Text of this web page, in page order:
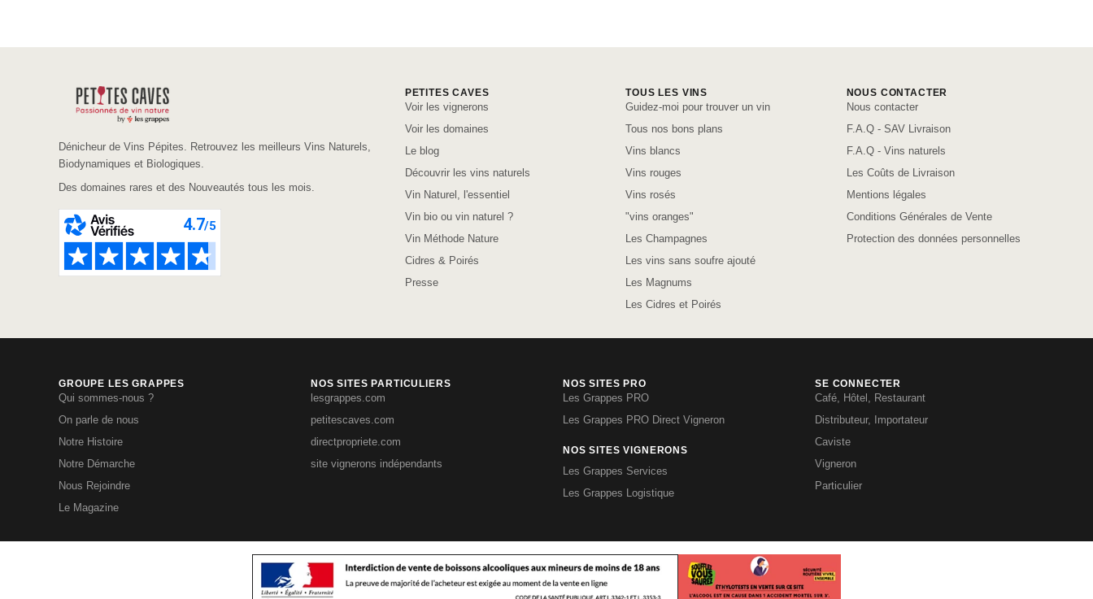
Dénicheur de Vins Pépites. Retrouvez les meilleurs Vins Naturels,
Biodynamiques et Biologiques.
Des domaines rares et des Nouveautés tous les mois.
PETITES CAVES
Voir les vignerons
Voir les domaines
Le blog
Découvrir les vins naturels
Vin Naturel, l'essentiel
Vin bio ou vin naturel ?
Vin Méthode Nature
Cidres & Poirés
Presse
TOUS LES VINS
Guidez-moi pour trouver un vin
Tous nos bons plans
Vins blancs
Vins rouges
Vins rosés
"vins oranges"
Les Champagnes
Les vins sans soufre ajouté
Les Magnums
Les Cidres et Poirés
NOUS CONTACTER
Nous contacter
F.A.Q - SAV Livraison
F.A.Q - Vins naturels
Les Coûts de Livraison
Mentions légales
Conditions Générales de Vente
Protection des données personnelles
GROUPE LES GRAPPES
Qui sommes-nous ?
On parle de nous
Notre Histoire
Notre Démarche
Nous Rejoindre
Le Magazine
NOS SITES PARTICULIERS
lesgrappes.com
petitescaves.com
directpropriete.com
site vignerons indépendants
NOS SITES PRO
Les Grappes PRO
Les Grappes PRO Direct Vigneron
NOS SITES VIGNERONS
Les Grappes Services
Les Grappes Logistique
SE CONNECTER
Café, Hôtel, Restaurant
Distributeur, Importateur
Caviste
Vigneron
Particulier